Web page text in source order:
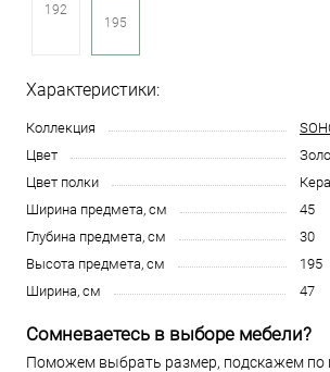
192
195
Характеристики:
Коллекция
Цвет
Цвет полки
Ширина предмета, см
45
Глубина предмета, см
30
Высота предмета, см
195
Ширина, см
47
Сомневаетесь в выборе мебели?
Поможем выбрать размер, подскажем по